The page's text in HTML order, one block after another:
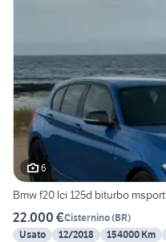
6
Bmw f20 lci 125d biturbo msport
22.000 €Cisternino(BR)
Usato
12/2018 154000 Km